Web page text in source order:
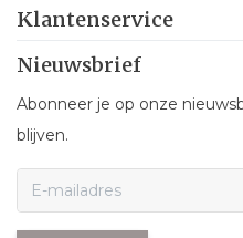
Klantenservice
Nieuwsbrief
Abonneer je op onze
blijven.